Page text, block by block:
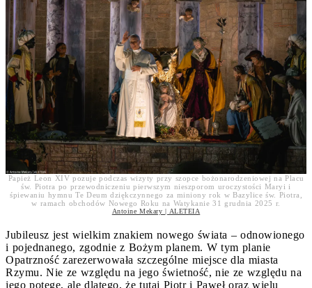
Papież Leon XIV pozuje podczas wizyty przy szopce bożonarodzeniowej na Placu
św. Piotra po przewodniczeniu pierwszym nieszporom uroczystości Maryi i
śpiewaniu hymnu Te Deum dziękczynnego za miniony rok w Bazylice św. Piotra,
w ramach obchodów Nowego Roku na Watykanie 31 grudnia 2025 r.
Antoine Mekary | ALETEIA
Jubileusz jest wielkim znakiem nowego świata – odnowionego
i pojednanego, zgodnie z Bożym planem. W tym planie
Opatrzność zarezerwowała szczególne miejsce dla miasta
Rzymu. Nie ze względu na jego świetność, nie ze względu na
jego potęgę, ale dlatego, że tutaj Piotr i Paweł oraz wielu